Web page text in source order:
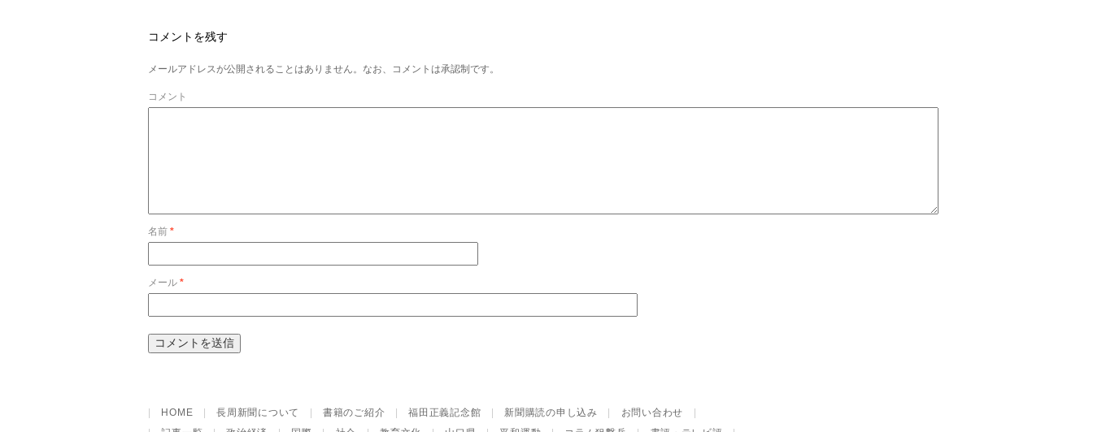
コメントを残す
メールアドレスが公開されることはありません。なお、コメントは承認制です。
コメント
名前 *
メール *
HOME |長周新聞について |書籍のご紹介 |福田正義記念館 新聞購読の申し込み お問い合わせ